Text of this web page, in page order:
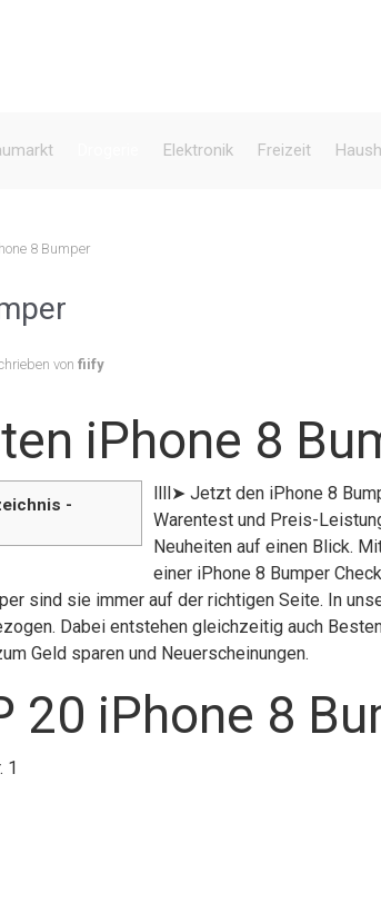
Elektronik Freizeit
8 Bumper
von fiify
iPhone 8
-
llll➤ Jetzt den iPhone 8
Warentest und Preis-
Neuheiten auf einen Blick.
einer iPhone 8 Bumper
sind sie immer auf der richtigen Seite. In
Dabei entstehen gleichzeitig auch
Geld sparen und Neuerscheinungen.
20 iPhone 8
1